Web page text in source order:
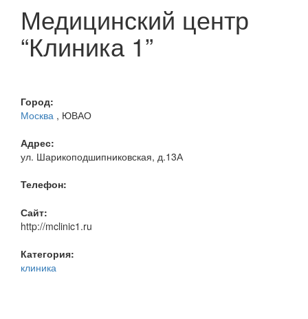
Медицинский центр
“Клиника 1”
Город:
Москва , ЮВАО
Адрес:
ул. Шарикоподшипниковская, д.13А
Телефон:
Сайт:
http://mclinic1.ru
Категория:
клиника